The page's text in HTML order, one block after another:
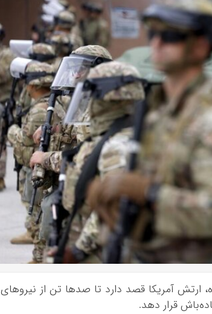
ارتش آمریکا قصد دارد تا صدها تن از نیروهای
قرار دهد.